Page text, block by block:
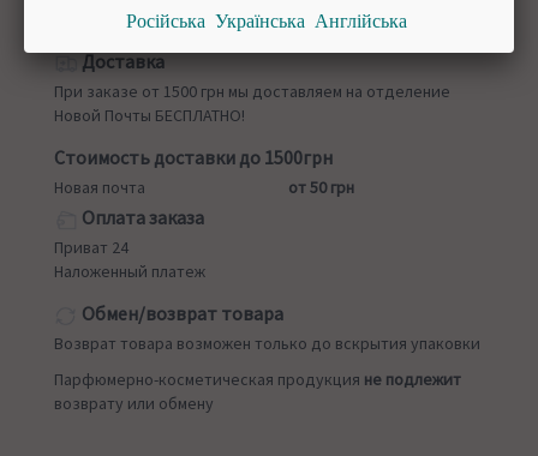
Назад вКремы для тела
Доставка
При заказе от 1500 грн мы доставляем на отделение
Новой Почты БЕСПЛАТНО!
Стоимость доставки до 1500грн
Новая почта от 50 грн
Оплата заказа
Приват 24
Наложенный платеж
Обмен/возврат товара
Возврат товара возможен только до вскрытия упаковки
Парфюмерно-косметическая продукция не подлежит
возврату или обмену
Російська Українська Англійська